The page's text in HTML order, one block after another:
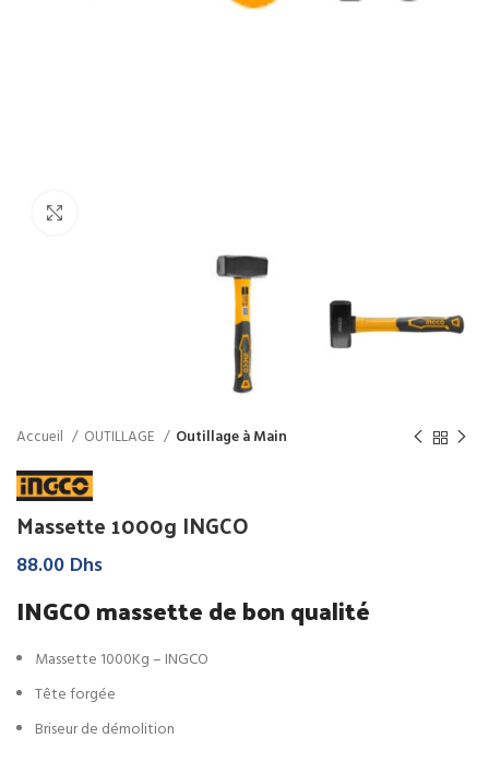
Accueil OUTILLAGE Outillage à Main
Massette 1000g INGCO
88.00 Dhs
INGCO massette de bon qualité
Massette 1000Kg – INGCO
Tête forgée
Briseur de démolition